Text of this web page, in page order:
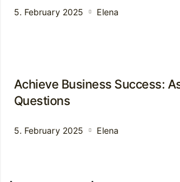
5. February 2025 Elena
Achieve Business Success:
Questions
5. February 2025 Elena